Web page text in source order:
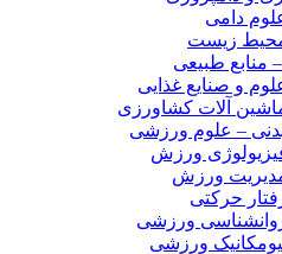
دامی
زیست
– منابع طبیعی
و صنایع غذایی
آلات کشاورزی
– علوم ورزشی
ورزش
ورزش
حرکتی
ورزشی
ورزشی